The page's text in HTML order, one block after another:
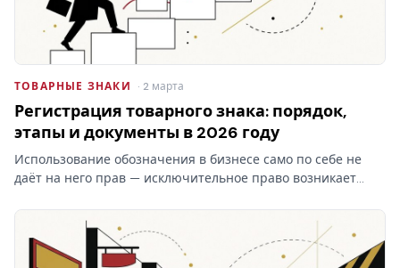
ТОВАРНЫЕ ЗНАКИ · 2 марта
Регистрация товарного знака: порядок,
этапы и документы в 2026 году
Использование обозначения в бизнесе само по себе не
даёт на него прав — исключительное право возникает
Разбираем этапы процедуры, документы, пошлины и